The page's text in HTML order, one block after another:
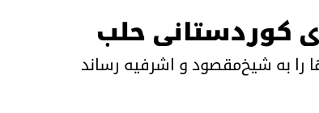
کوردستانی حلب
را به شیخ‌مقصود و اشرفیه رساند